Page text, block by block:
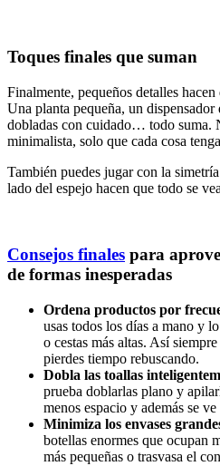
Toques finales que suman
Finalmente, pequeños detalles
Una planta pequeña, un
dobladas con cuidado… todo suma.
minimalista, solo que cada cosa
También puedes jugar con la
lado del espejo hacen que todo se
Consejos finales para
de formas inesperadas
Ordena productos por
usas todos los días a mano y
o cestas más altas. Así
pierdes tiempo rebuscando.
Dobla las toallas
prueba doblarlas plano y
menos espacio y además se
Minimiza los envases
botellas enormes que ocupan
más pequeñas o trasvasa el